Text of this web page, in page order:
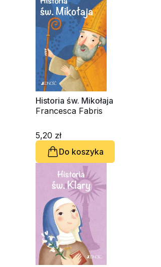
Historia św. Mikołaja
Francesca Fabris
5,20 zł
Do koszyka